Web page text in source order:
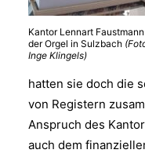
Kantor Lennart
der Orgel in Sulzbach
Inge Klingels)
hatten sie doch die
von Registern
Anspruch des
auch dem